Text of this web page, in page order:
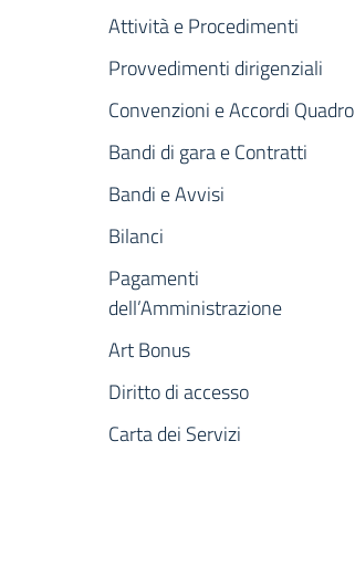
Attività e Procedimenti
Provvedimenti dirigenziali
Convenzioni e Accordi Quadro
Bandi di gara e Contratti
Bandi e Avvisi
Bilanci
Pagamenti
dell’Amministrazione
Art Bonus
Diritto di accesso
Carta dei Servizi